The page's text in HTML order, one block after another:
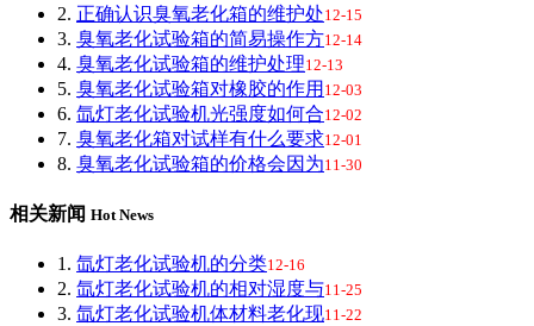
2. 正确认识臭氧老化箱的维护处12-15
3. 臭氧老化试验箱的简易操作方12-14
4. 臭氧老化试验箱的维护处理12-13
5. 臭氧老化试验箱对橡胶的作用 12-03
6. 氙灯老化试验机光强度如何合12-02
7. 臭氧老化箱对试样有什么要求12-01
8. 臭氧老化试验箱的价格会因为11-30
相关新闻 Hot News
1. 氙灯老化试验机的分类12-16
2. 氙灯老化试验机的相对湿度与11-25
3. 氙灯老化试验机体材料老化现11-22